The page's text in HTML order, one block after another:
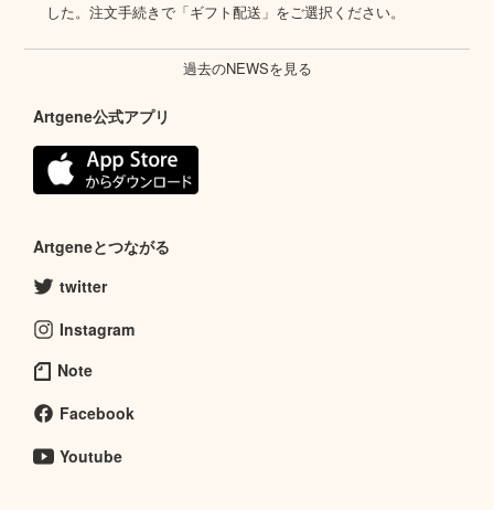
した。注文手続きで「ギフト配送」をご選択ください。
過去のNEWSを見る
Artgene公式アプリ
Artgeneとつながる
twitter
Instagram
Note
Facebook
Youtube